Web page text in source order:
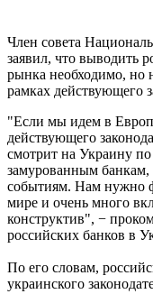
Член совета
заявил, что выводить
рынка необходимо, но
рамках действующего
"Если мы идем в
действующего
смотрит на Украину
замурованным
событиям. Нам нужно
мире и очень много
конструктив", −
российских банков в
По его словам,
украинского